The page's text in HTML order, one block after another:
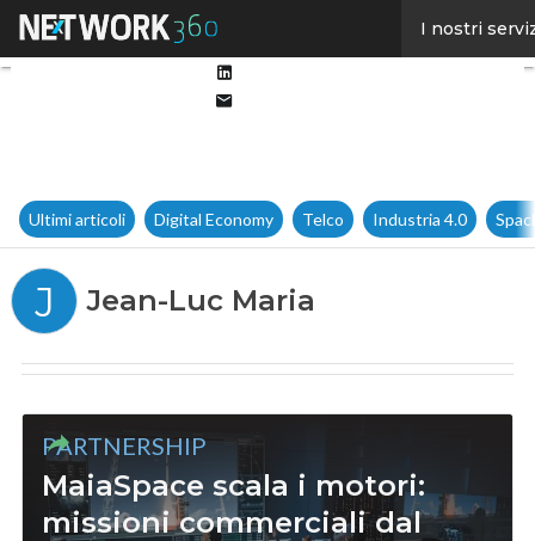
I nostri
Ultimi articoli Digital Economy Telco Industria 4.0
J Jean-Luc Maria
PARTNERSHIP
MaiaSpace scala i motori:
missioni commerciali dal